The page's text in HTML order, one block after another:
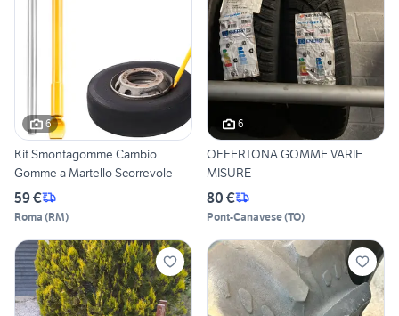
6
Kit Smontagomme Cambio
Gomme a Martello Scorrevole
59 €
Roma (RM)
6
OFFERTONA GOMME VARIE
MISURE
80 €
Pont-Canavese(TO)